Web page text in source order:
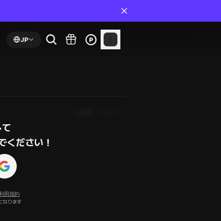
JP
ください！
用規約
なります